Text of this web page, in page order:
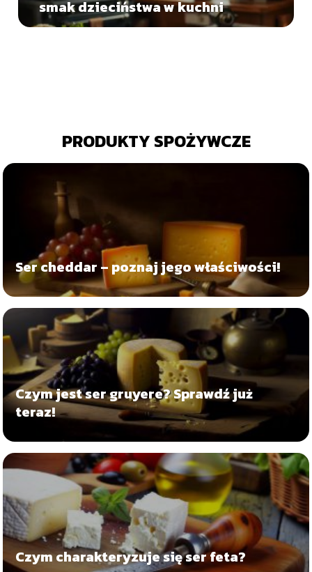
smak dzieciństwa w kuchni
PRODUKTY SPOŻYWCZE
Ser cheddar – poznaj jego właściwości!
Czym jest ser gruyere? Sprawdź już
teraz!
Czym charakteryzuje się ser feta?